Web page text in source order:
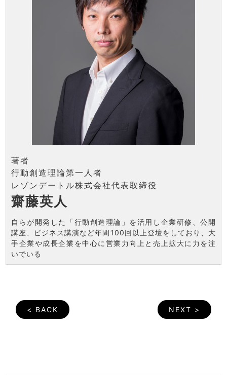
著者
行動創造理論第一人者
レゾンデートル株式会社代表取締役
齋藤英人
自らが開発した「行動創造理論」を活用し企業研修、公開
講座、ビジネス講演など年間100回以上登壇をしており、大
手企業や成長企業を中心に営業力向上と売上拡大に力を注
いでいる
< BACK NEXT >